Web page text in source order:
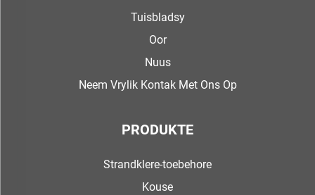
Tuisbladsy
Oor
Nuus
Neem Vrylik Kontak Met Ons Op
PRODUKTE
Strandklere-toebehore
Kouse